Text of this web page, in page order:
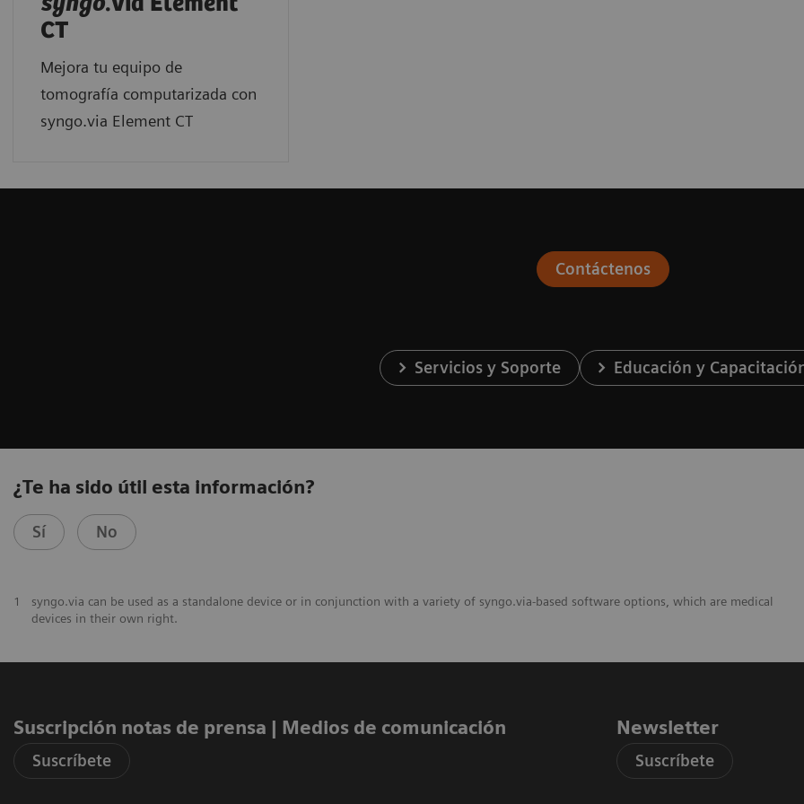
CT
Mejora tu equipo de
tomografía computarizada con
syngo.via Element CT
Contáctenos
Servicios y Soporte Educación y
¿Te ha sido útil esta información?
Sí No
1
syngo.via can be used as a standalone device or in conjunction with a variety of syngo.via-based software options, which are medical
devices in their own right.
Suscripción notas de prensa ​| Medios de comunicación
Suscríbete
Newsletter
Suscríbete